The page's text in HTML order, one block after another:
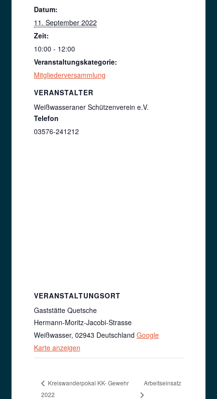
Datum:
11. September 2022
Zeit:
10:00 - 12:00
Veranstaltungskategorie:
Mitgliederversammlung
VERANSTALTER
Weißwasseraner Schützenverein e.V.
Telefon
03576-241212
VERANSTALTUNGSORT
Gaststätte Quetsche
Hermann-Moritz-Jacobi-Strasse
Weißwasser, 02943 Deutschland Google
Karte anzeigen
Kreiswanderpokal KK- Gewehr
2022
Arbeitseinsatz